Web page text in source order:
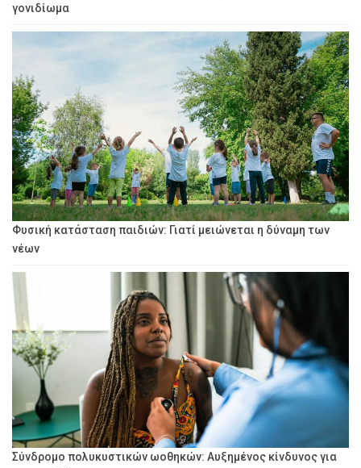
γονιδίωμα
Φυσική κατάσταση παιδιών: Γιατί μειώνεται η δύναμη των
νέων
Σύνδρομο πολυκυστικών ωοθηκών: Αυξημένος κίνδυνος για